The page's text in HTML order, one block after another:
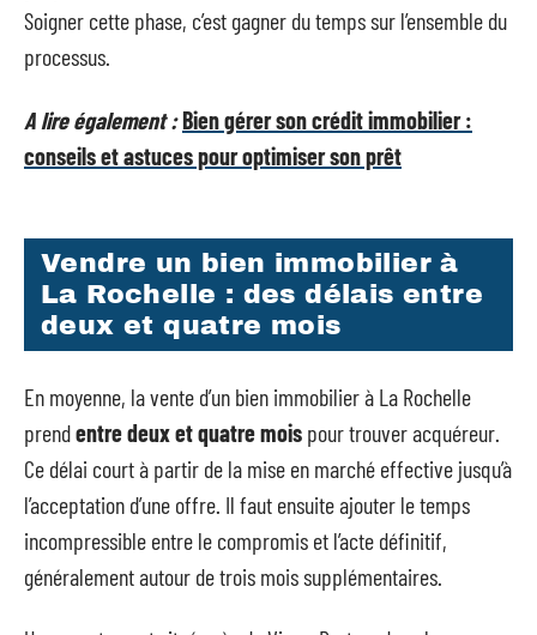
Soigner cette phase, c’est gagner du temps sur l’ensemble du
processus.
A lire également :Bien gérer son crédit immobilier :
conseils et astuces pour optimiser son prêt
Vendre un bien immobilier à
La Rochelle : des délais entre
deux et quatre mois
En moyenne, la vente d’un bien immobilier à La Rochelle
prendentre deux et quatre mois pour trouver acquéreur.
Ce délai court à partir de la mise en marché effective jusqu’à
l’acceptation d’une offre. Il faut ensuite ajouter le temps
incompressible entre le compromis et l’acte définitif,
généralement autour de trois mois supplémentaires.